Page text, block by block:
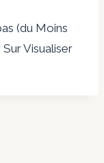
(du Moins
Visualiser